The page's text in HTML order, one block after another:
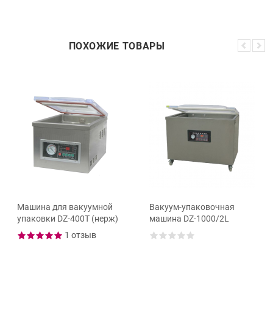
ПОХОЖИЕ ТОВАРЫ
Машина для вакуумной
упаковки DZ-400T (нерж)
1 отзыв
Вакуум-упаковочная
машина DZ-1000/2L